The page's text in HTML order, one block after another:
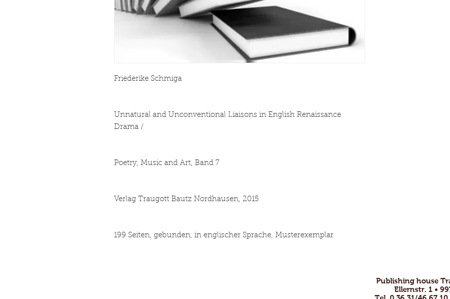
Friederike Schmiga
Unnatural and Unconventional Liaisons in English Renaissance
Drama /
Poetry, Music and Art, Band 7
Verlag Traugott Bautz Nordhausen, 2015
199 Seiten, gebunden, in englischer Sprache, Musterexemplar
Publishing house
Ellernstr. 1 •